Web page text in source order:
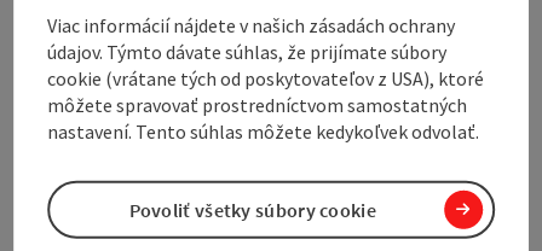
Contact
Opening hours
Viac informácií nájdete v našich zásadách ochrany
údajov. Týmto dávate súhlas, že prijímate súbory
cookie (vrátane tých od poskytovateľov z USA), ktoré
môžete spravovať prostredníctvom samostatných
nastavení. Tento súhlas môžete kedykoľvek odvolať.
Povoliť všetky súbory cookie